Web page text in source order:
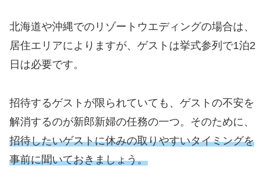
北海道や沖縄でのリゾートウエディングの場合は、
居住エリアによりますが、ゲストは挙式参列で1泊2
日は必要です。
招待するゲストが限られていても、ゲストの不安を
解消するのが新郎新婦の任務の一つ。そのために、
招待したいゲストに休みの取りやすいタイミングを
事前に聞いておきましょう。